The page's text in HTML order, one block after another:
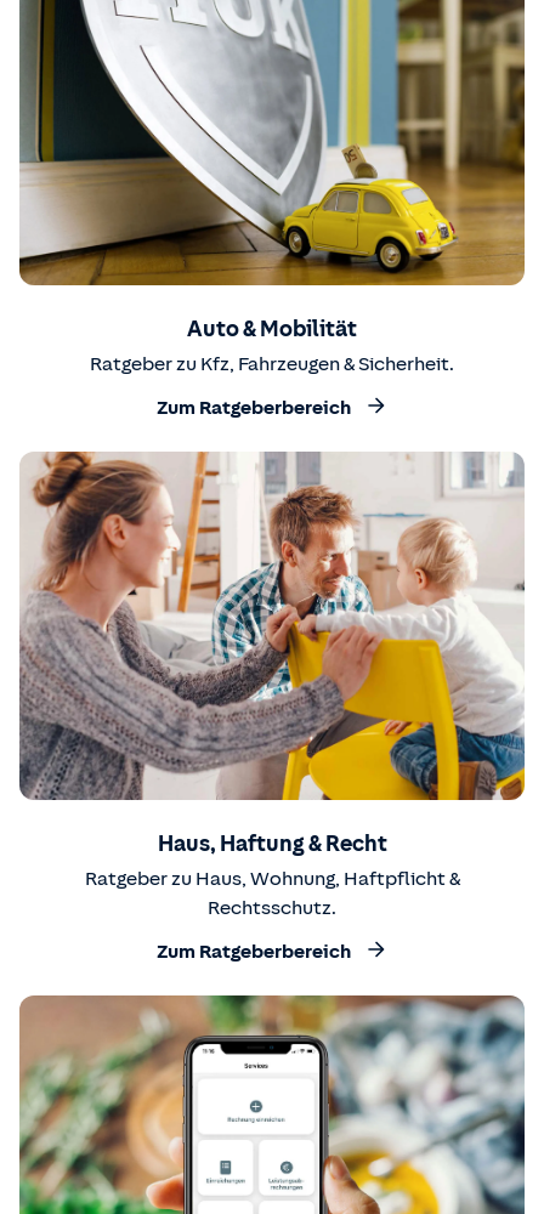
Auto & Mobilität
Ratgeber zu Kfz, Fahrzeugen & Sicherheit.
Zum Ratgeberbereich
Haus, Haftung & Recht
Ratgeber zu Haus, Wohnung, Haftpflicht &
Rechtsschutz.
Zum Ratgeberbereich